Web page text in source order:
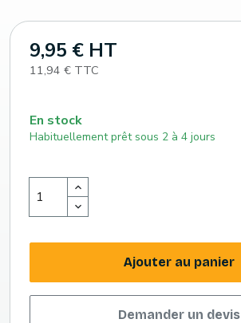
9,95 € HT
11,94 € TTC
En stock
Habituellement prêt sous 2 à 4 jours
Ajouter au panier
Demander un devis